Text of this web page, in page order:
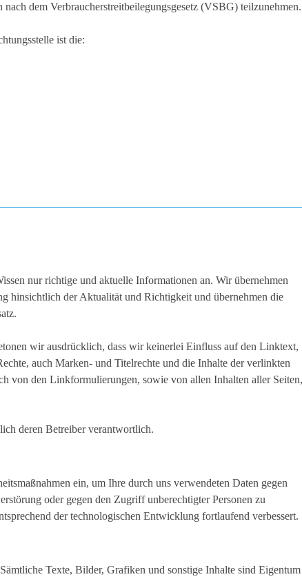
dem Verbraucherstreitbeilegungsgesetz (VSBG) teilzunehmen.
ist die:
nur richtige und aktuelle Informationen an. Wir übernehmen
hinsichtlich der Aktualität und Richtigkeit und übernehmen die
wir ausdrücklich, dass wir keinerlei Einfluss auf den Linktext,
auch Marken- und Titelrechte und die Inhalte der verlinkten
von den Linkformulierungen, sowie von allen Inhalten aller Seiten,
deren Betreiber verantwortlich.
ein, um Ihre durch uns verwendeten Daten gegen
oder gegen den Zugriff unberechtigter Personen zu
der technologischen Entwicklung fortlaufend verbessert.
Texte, Bilder, Grafiken und sonstige Inhalte sind Eigentum